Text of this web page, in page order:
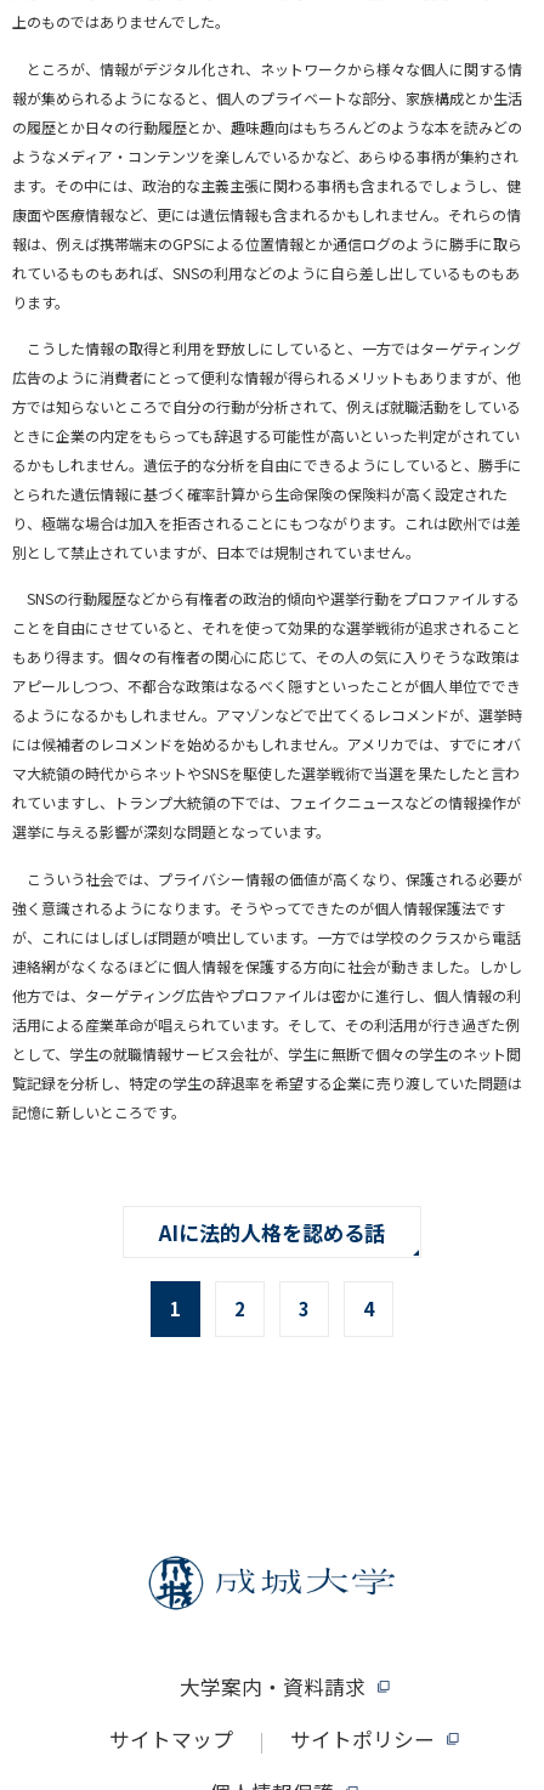
上のものではありませんでした。
ところが、情報がデジタル化され、ネットワークから様々な個人に関する情
報が集められるようになると、個人のプライベートな部分、家族構成とか生活
の履歴とか日々の行動履歴とか、趣味趣向はもちろんどのような本を読みどの
ようなメディア・コンテンツを楽しんでいるかなど、あらゆる事柄が集約され
ます。その中には、政治的な主義主張に関わる事柄も含まれるでしょうし、健
康面や医療情報など、更には遺伝情報も含まれるかもしれません。それらの情
報は、例えば携帯端末のGPSによる位置情報とか通信ログのように勝手に取ら
れているものもあれば、SNSの利用などのように自ら差し出しているものもあ
ります。
こうした情報の取得と利用を野放しにしていると、一方ではターゲティング
広告のように消費者にとって便利な情報が得られるメリットもありますが、他
方では知らないところで自分の行動が分析されて、例えば就職活動をしている
ときに企業の内定をもらっても辞退する可能性が高いといった判定がされてい
るかもしれません。遺伝子的な分析を自由にできるようにしていると、勝手に
とられた遺伝情報に基づく確率計算から生命保険の保険料が高く設定された
り、極端な場合は加入を拒否されることにもつながります。これは欧州では差
別として禁止されていますが、日本では規制されていません。
SNSの行動履歴などから有権者の政治的傾向や選挙行動をプロファイルする
ことを自由にさせていると、それを使って効果的な選挙戦術が追求されること
もあり得ます。個々の有権者の関心に応じて、その人の気に入りそうな政策は
アピールしつつ、不都合な政策はなるべく隠すといったことが個人単位ででき
るようになるかもしれません。アマゾンなどで出てくるレコメンドが、選挙時
には候補者のレコメンドを始めるかもしれません。アメリカでは、すでにオバ
マ大統領の時代からネットやSNSを駆使した選挙戦術で当選を果たしたと言わ
れていますし、トランプ大統領の下では、フェイクニュースなどの情報操作が
選挙に与える影響が深刻な問題となっています。
こういう社会では、プライバシー情報の価値が高くなり、保護される必要が
強く意識されるようになります。そうやってできたのが個人情報保護法です
が、これにはしばしば問題が噴出しています。一方では学校のクラスから電話
連絡網がなくなるほどに個人情報を保護する方向に社会が動きました。しかし
他方では、ターゲティング広告やプロファイルは密かに進行し、個人情報の利
活用による産業革命が唱えられています。そして、その利活用が行き過ぎた例
として、学生の就職情報サービス会社が、学生に無断で個々の学生のネット閲
覧記録を分析し、特定の学生の辞退率を希望する企業に売り渡していた問題は
記憶に新しいところです。
AIに法的人格を認める話
1 2 3 4
大学案内・資料請求
サイトマップ
サイトポリシー